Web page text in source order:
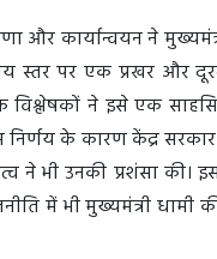
और कार्यान्वयन ने
स्तर पर एक प्रखर और
विश्लेषकों ने इसे एक
निर्णय के कारण केंद्र
ने भी उनकी प्रशंसा
में भी मुख्यमंत्री